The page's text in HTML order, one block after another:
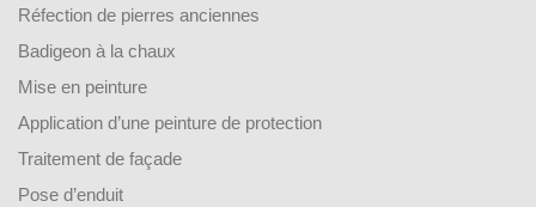
Réfection de pierres anciennes
Badigeon à la chaux
Mise en peinture
Application d’une peinture de protection
Traitement de façade
Pose d’enduit